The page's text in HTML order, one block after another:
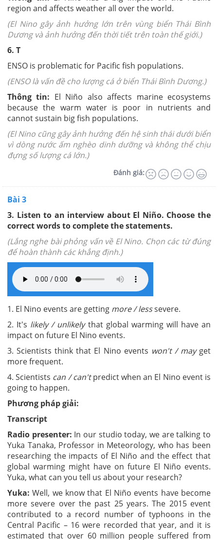
region and affects weather all over the world.
(El Nino gây ảnh hưởng lớn trên vùng biển Thái Bình
Dương và ảnh hưởng đến thời tiết trên toàn thế giới.)
6. T
ENSO is problematic for Pacific fish populations.
(ENSO là vấn đề cho lượng cá ở biển Thái Bình Dương.)
Thông tin: El Niño also affects marine ecosystems
because the warm water is poor in nutrients and
cannot sustain big fish populations.
(El Nino cũng gây ảnh hưởng đến hệ sinh thái dưới biển
vì dòng nước ấm nghèo dinh dưỡng và không thể chịu
đựng số lượng cá lớn.)
Đánh giá:
Bài 3
3. Listen to an interview about El Niño. Choose the
correct words to complete the statements.
(Lắng nghe bài phỏng vấn về El Nino. Chọn các từ đúng
để hoàn thành các khẳng định.)
1. El Nino events are getting more / lesssevere.
2. It's likely / unlikelythat global warming will have an
impact on future El Nino events.
3. Scientists think that El Nino events won't / mayget
more frequent.
4. Scientists can / can'tpredict when an El Nino event is
going to happen.
Phương pháp giải:
Transcript
Radio presenter: In our studio today, we are talking to
Yuka Tanaka, Professor in Meteorology, who has been
researching the impacts of El Niño and the effect that
global warming might have on future El Niño events.
Yuka, what can you tell us about your research?
Yuka: Well, we know that El Niño events have become
more severe over the past 25 years. The 2015 event
contributed to a record number of typhoons in the
Central Pacific – 16 were recorded that year, and it is
estimated that over 60 million people suffered from